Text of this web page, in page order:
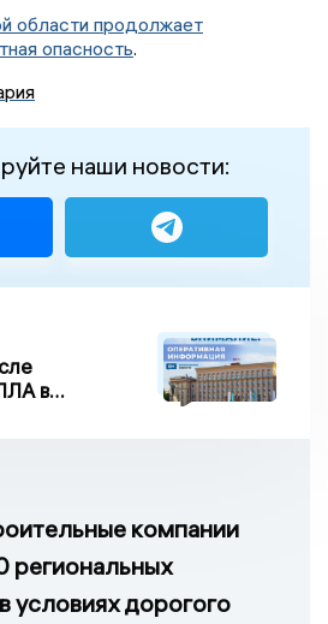
области продолжает
опасность.
наши новости:
в
компании
условиях дорогого